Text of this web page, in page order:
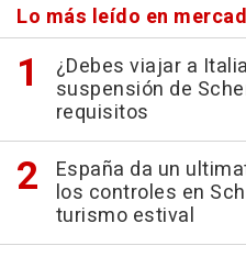
Lo más leído en
¿Debes viajar a
suspensión de
requisitos
España da un
los controles en
turismo estival